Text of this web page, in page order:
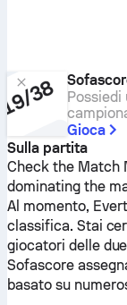
Possiedi
Gioca
Sulla partita
Check the Match
dominating the
Al momento,
classifica. Stai
giocatori delle
Sofascore
basato su